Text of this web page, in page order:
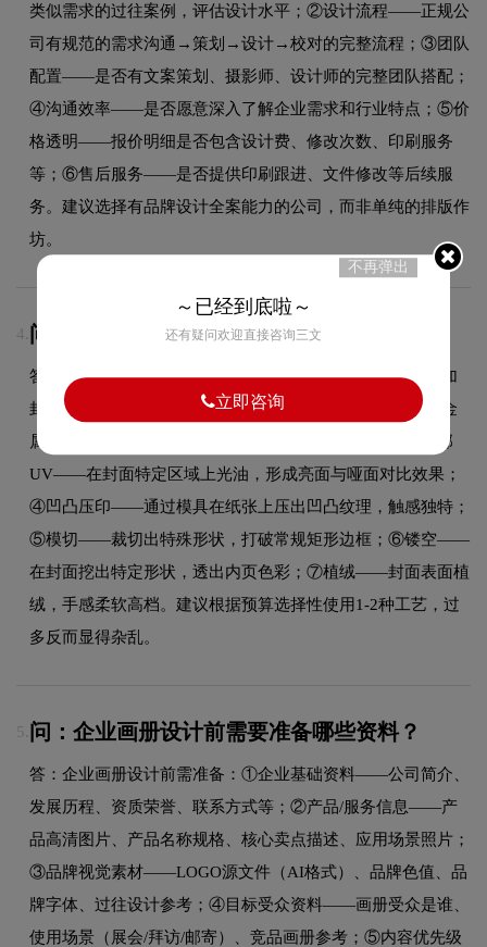
类似需求的过往案例，评估设计水平；②设计流程——正规公
司有规范的需求沟通→策划→设计→校对的完整流程；③团队
配置——是否有文案策划、摄影师、设计师的完整团队搭配；
④沟通效率——是否愿意深入了解企业需求和行业特点；⑤价
格透明——报价明细是否包含设计费、修改次数、印刷服务
等；⑥售后服务——是否提供印刷跟进、文件修改等后续服
务。建议选择有品牌设计全案能力的公司，而非单纯的排版作
坊。
4. 问：画册印刷中的特殊工艺有哪些？
答：画册印刷常用特殊工艺：①覆膜（光膜/哑膜）——增加
封面耐用度和质感，哑膜更显高档；②烫金/烫银——通过金
属箔在封面烫出金色或银色文字图案，提升品质感；③局部
UV——在封面特定区域上光油，形成亮面与哑面对比效果；
④凹凸压印——通过模具在纸张上压出凹凸纹理，触感独特；
⑤模切——裁切出特殊形状，打破常规矩形边框；⑥镂空——
在封面挖出特定形状，透出内页色彩；⑦植绒——封面表面植
绒，手感柔软高档。建议根据预算选择性使用1-2种工艺，过
多反而显得杂乱。
5. 问：企业画册设计前需要准备哪些资料？
答：企业画册设计前需准备：①企业基础资料——公司简介、
发展历程、资质荣誉、联系方式等；②产品/服务信息——产
品高清图片、产品名称规格、核心卖点描述、应用场景照片；
③品牌视觉素材——LOGO源文件（AI格式）、品牌色值、品
牌字体、过往设计参考；④目标受众资料——画册受众是谁、
使用场景（展会/拜访/邮寄）、竞品画册参考；⑤内容优先级
不再弹出
～已经到底啦～
还有疑问欢迎直接咨询三文
立即咨询